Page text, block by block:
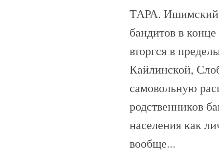
ТАРА. Ишимский
бандитов в
вторгся в
Кайлинской,
самовольную
родственников
населения как
вообще...